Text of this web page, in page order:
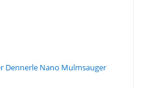
Dennerle Nano Mulmsauger